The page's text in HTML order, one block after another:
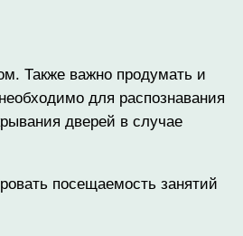
Также важно продумать и
для распознавания
дверей в случае
посещаемость занятий